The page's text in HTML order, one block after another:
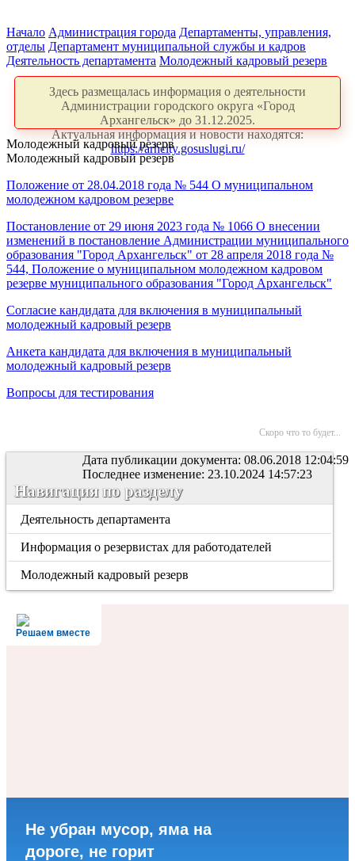
Начало Администрация города Департаменты, управления,
отделы Департамент муниципальной службы и кадров
Деятельность департамента Молодежный кадровый резерв
Здесь размещалась информация о деятельности
Администрации городского округа «Город
Архангельск» до 31.12.2025.
Актуальная информация и новости находятся:
https://arhcity.gosuslugi.ru/
Молодежный кадровый резерв
Молодежный кадровый резерв
Положение от 28.04.2018 года № 544 О муниципальном
молодежном кадровом резерве
Постановление от 29 июня 2023 года № 1066 О внесении
изменений в постановление Администрации муниципального
образования "Город Архангельск" от 28 апреля 2018 года №
544, Положение о муниципальном молодежном кадровом
резерве муниципального образования "Город Архангельск"
Согласие кандидата для включения в муниципальный
молодежный кадровый резерв
Анкета кандидата для включения в муниципальный
молодежный кадровый резерв
Вопросы для тестирования
Скоро что то будет...
Дата публикации документа: 08.06.2018 12:04:59
Последнее изменение: 23.10.2024 14:57:23
Навигация по разделу
Деятельность департамента
Информация о резервистах для работодателей
Молодежный кадровый резерв
Решаем вместе
Не убран мусор, яма на
дороге, не горит